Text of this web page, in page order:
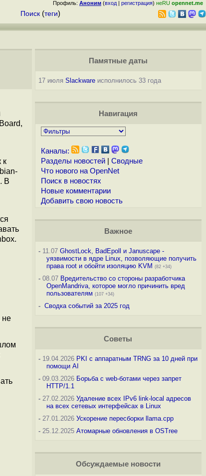
Профиль: Аноним (вход | регистрация) неRU opennet.me
Поиск (теги)
к
В
не
Памятные даты
17 июля Slackwareисполнилось 33 года
Навигация
Каналы:
Разделы новостей| Сводные
Что нового на OpenNet
Поиск в новостях
Новые комментарии
Добавить свою новость
Важное
-11.07 GhostLock, BadEpoll и Januscape -
уязвимости в ядре Linux, позволяющие получить
права root и обойти изоляцию KVM (82 +34)
-08.07 Вредительство со стороны разработчика
OpenMandriva, которое могло причинить вред
пользователям (107 +34)
- Сводка событий за 2025 год
Советы
-19.04.2026 PKI с аппаратным TRNG за 10 дней при
помощи AI
-09.03.2026 Борьба с web-ботами через запрет
HTTP/1.1
-27.02.2026 Удаление всех IPv6 link-local адресов
на всех сетевых интерфейсах в Linux
-27.01.2026 Ускорение пересборки llama.cpp
-25.12.2025 Атомарные обновления в OSTree
Обсуждаемые новости